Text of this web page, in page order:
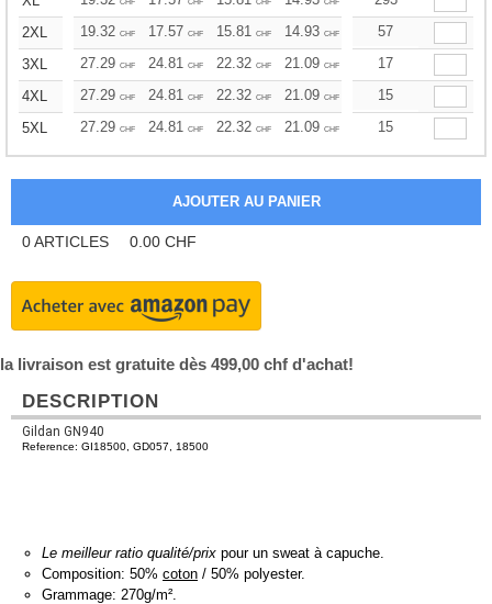
CHF CHF CHF CHF CHF
2XL
19.32 CHF 17.57 CHF 15.81 CHF 14.93 CHF 14.0657
3XL
27.29 CHF 24.81 CHF 22.32 CHF 21.09 CHF 19.8517
4XL
27.29 CHF 24.81 CHF 22.32 CHF 21.09 CHF 19.85 CHF
15
5XL
27.29 CHF 24.81 CHF 22.32 CHF 21.09 CHF 19.85 CHF
15
0ARTICLES 0.00 CHF
la livraison est gratuite dès 499,00 chf d'achat!
DESCRIPTION
Gildan GN940
Reference: GI18500, GD057, 18500
Le meilleur ratio qualité/prix pour un sweat à capuche.
Composition: 50% coton / 50% polyester.
Grammage: 270g/m².